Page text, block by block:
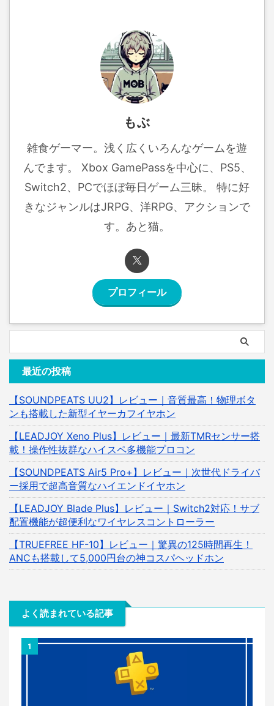
もぶ
雑食ゲーマー。浅く広くいろんなゲームを遊
んでます。 Xbox GamePassを中心に、PS5、
Switch2、PCでほぼ毎日ゲーム三昧。 特に好
きなジャンルはJRPG、洋RPG、アクションで
す。あと猫。
プロフィール
最近の投稿
【SOUNDPEATS UU2】レビュー｜音質最高！物理ボタ
ンも搭載した新型イヤーカフイヤホン
【LEADJOY Xeno Plus】レビュー｜最新TMRセンサー搭
載！操作性抜群なハイスペ多機能プロコン
【SOUNDPEATS Air5 Pro+】レビュー｜次世代ドライバ
ー採用で超高音質なハイエンドイヤホン
【LEADJOY Blade Plus】レビュー｜Switch2対応！サブ
配置機能が超便利なワイヤレスコントローラー
【TRUEFREE HF-10】レビュー｜驚異の125時間再生！
ANCも搭載して5,000円台の神コスパヘッドホン
よく読まれている記事
1